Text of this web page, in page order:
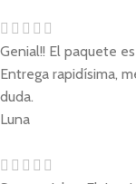
Genial!! El paquete
Entrega rapidísima,
duda.
Luna